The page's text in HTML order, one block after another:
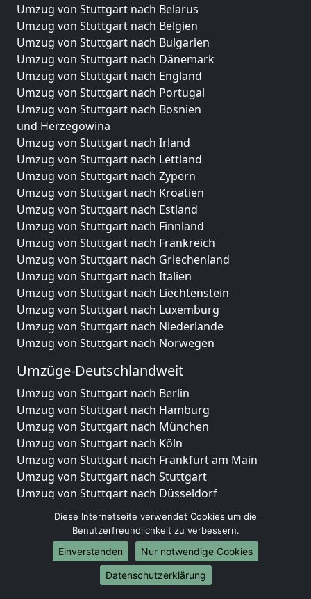
Umzug von Stuttgart nach Belarus
Umzug von Stuttgart nach Belgien
Umzug von Stuttgart nach Bulgarien
Umzug von Stuttgart nach Dänemark
Umzug von Stuttgart nach England
Umzug von Stuttgart nach Portugal
Umzug von Stuttgart nach Bosnien
und Herzegowina
Umzug von Stuttgart nach Irland
Umzug von Stuttgart nach Lettland
Umzug von Stuttgart nach Zypern
Umzug von Stuttgart nach Kroatien
Umzug von Stuttgart nach Estland
Umzug von Stuttgart nach Finnland
Umzug von Stuttgart nach Frankreich
Umzug von Stuttgart nach Griechenland
Umzug von Stuttgart nach Italien
Umzug von Stuttgart nach Liechtenstein
Umzug von Stuttgart nach Luxemburg
Umzug von Stuttgart nach Niederlande
Umzug von Stuttgart nach Norwegen
Umzüge-Deutschlandweit
Umzug von Stuttgart nach Berlin
Umzug von Stuttgart nach Hamburg
Umzug von Stuttgart nach München
Umzug von Stuttgart nach Köln
Umzug von Stuttgart nach Frankfurt am Main
Umzug von Stuttgart nach Stuttgart
Umzug von Stuttgart nach Düsseldorf
Umzug von Stuttgart nach Leipzig
Umzug von Stuttgart nach Dortmund
Umzug von Stuttgart nach Essen
Umzug von Stuttgart nach Bremen
Umzug von Stuttgart nach Dresden
Diese Internetseite verwendet Cookies um die
Benutzerfreundlichkeit zu verbessern.
Einverstanden
Nur notwendige Cookies
Datenschutzerklärung